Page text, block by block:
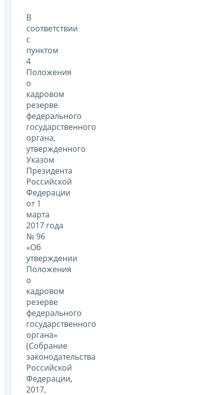
В
соответствии
с
пунктом
4
Положения
о
кадровом
резерве
федерального
государственного
органа,
утвержденного
Указом
Президента
Российской
Федерации
от 1
марта
2017 года
№ 96
«Об
утверждении
Положения
о
кадровом
резерве
федерального
государственного
органа»
(Собрание
законодательства
Российской
Федерации,
2017,